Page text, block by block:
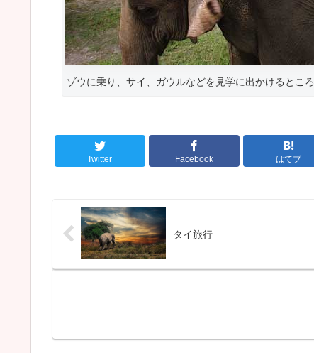
ゾウに乗り、サイ、ガウルなどを見学に出かけるところ
Twitter Facebook はてブ
タイ旅行